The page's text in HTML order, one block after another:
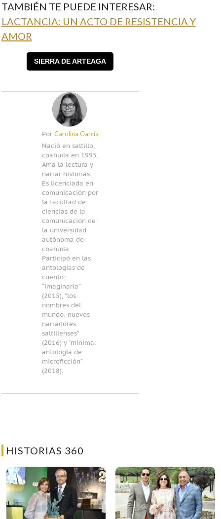
TAMBIÉN TE PUEDE INTERESAR:
LACTANCIA: UN ACTO DE RESISTENCIA Y
AMOR
SIERRA DE ARTEAGA
Por Carolina García
Nació en saltillo,
coahuila en 1995.
Ama la lectura y
narrar historias.
Es licenciada en
comunicación por
la facultad de
ciencias de la
comunicación de
la universidad
autónoma de
coahuila.
Participó en las
antologías de
cuento:
“imaginaria”
(2015), “los
nombres del
mundo: nuevos
narradores
saltillenses”
(2016) y “mínima:
antología de
microficción”
(2018).
HISTORIAS 360